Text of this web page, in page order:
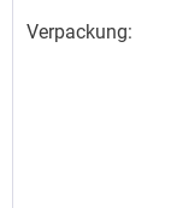
Verpackung: